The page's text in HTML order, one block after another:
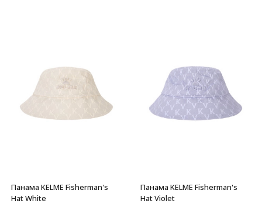
Панама KELME Fisherman's
Hat White
Панама KELME Fisherman's
Hat Violet